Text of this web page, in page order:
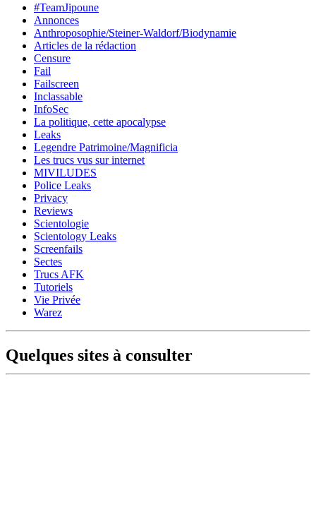
#TeamJipoune
Annonces
Anthroposophie/Steiner-Waldorf/Biodynamie
Articles de la rédaction
Censure
Fail
Failscreen
Inclassable
InfoSec
La politique, cette apocalypse
Leaks
Legendre Patrimoine/Magnificia
Les trucs vus sur internet
MIVILUDES
Police Leaks
Privacy
Reviews
Scientologie
Scientology Leaks
Screenfails
Sectes
Trucs AFK
Tutoriels
Vie Privée
Warez
Quelques sites à consulter